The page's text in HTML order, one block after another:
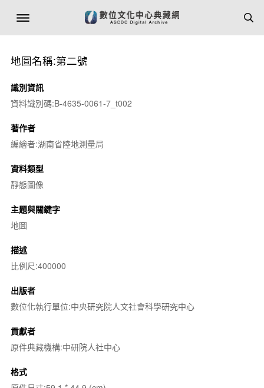
地圖名稱:第二號
識別資訊
資料識別碼:B-4635-0061-7_t002
著作者
編繪者:湖南省陸地測量局
資料類型
靜態圖像
主題與關鍵字
地圖
描述
比例尺:400000
出版者
數位化執行單位:中央研究院人文社會科學研究中心
貢獻者
原件典藏機構:中研院人社中心
格式